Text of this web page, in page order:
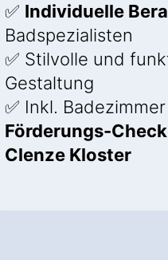
✅ Individuelle
Badspezialisten
✅ Stilvolle und
Gestaltung
✅ Inkl. Badezimmer
Förderungs-
Clenze Kloster